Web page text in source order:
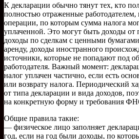
К декларации обычно тянут тех, кто
полностью отраженные работодателем,
операции, по которым сумма налога
уплаченной. Это могут быть доходы
доходы по сделкам с ценными
аренду, доходы иностранного
источники, которые не попадают под
работодателя. Важный момент:
налог уплачен частично, если есть
или возврату налога. Периодический
от типа декларации и вида доходов,
на конкретную форму и требования
Общие правила такие:
— физическое лицо заполняет
год, если на год были доходы, по